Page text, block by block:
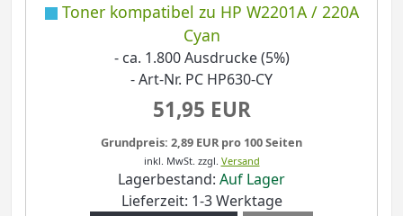
Toner kompatibel zu HP W2201A / 220A
Cyan
- ca. 1.800 Ausdrucke (5%)
- Art-Nr. PC HP630-CY
51,95 EUR
Grundpreis: 2,89 EUR pro 100 Seiten
inkl. MwSt. zzgl. Versand
Lagerbestand: Auf Lager
Lieferzeit: 1-3 Werktage